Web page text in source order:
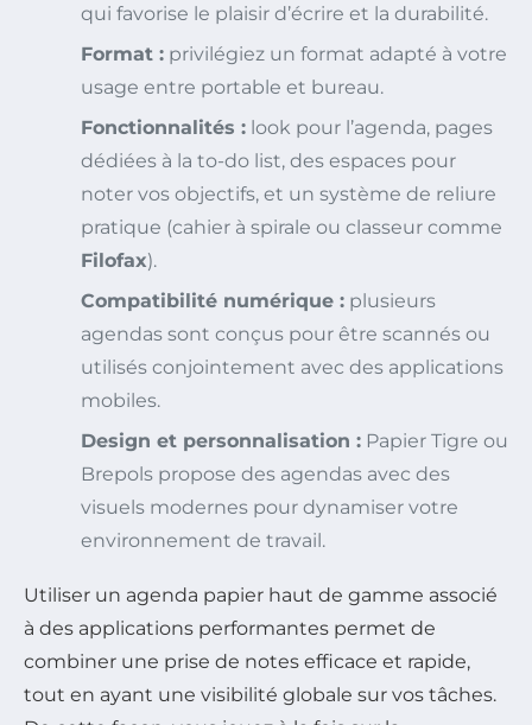
qui favorise le plaisir d’écrire et la durabilité.
Format : privilégiez un format adapté à votre
usage entre portable et bureau.
Fonctionnalités : look pour l’agenda, pages
dédiées à la to-do list, des espaces pour
noter vos objectifs, et un système de reliure
pratique (cahier à spirale ou classeur comme
Filofax).
Compatibilité numérique : plusieurs
agendas sont conçus pour être scannés ou
utilisés conjointement avec des applications
mobiles.
Design et personnalisation : Papier Tigre ou
Brepols propose des agendas avec des
visuels modernes pour dynamiser votre
environnement de travail.
Utiliser un agenda papier haut de gamme associé
à des applications performantes permet de
combiner une prise de notes efficace et rapide,
tout en ayant une visibilité globale sur vos tâches.